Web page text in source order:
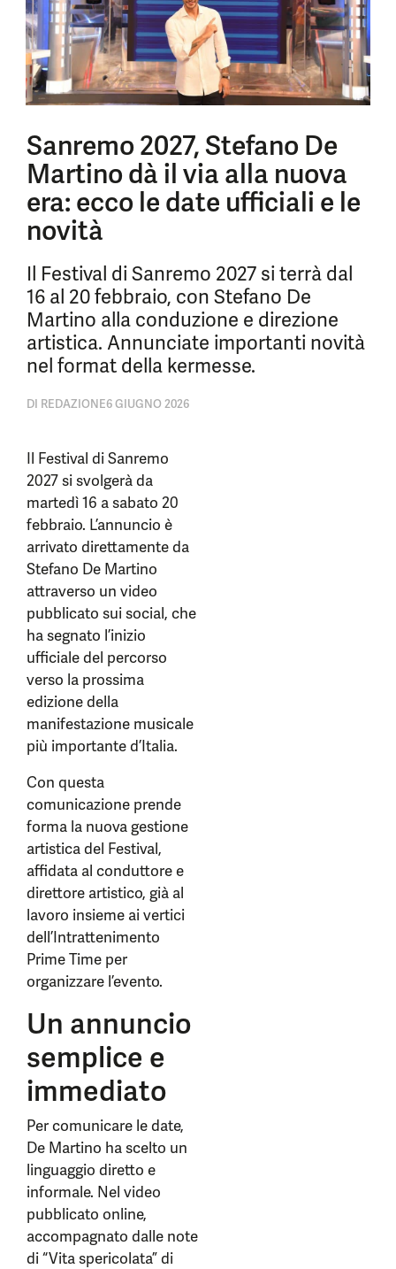
Sanremo 2027, Stefano De
Martino dà il via alla nuova
era: ecco le date ufficiali e le
novità
Il Festival di Sanremo 2027 si terrà dal
16 al 20 febbraio, con Stefano De
Martino alla conduzione e direzione
artistica. Annunciate importanti novità
nel format della kermesse.
DI REDAZIONE6 GIUGNO 2026
Il Festival di Sanremo
2027 si svolgerà da
martedì 16 a sabato 20
febbraio. L’annuncio è
arrivato direttamente da
Stefano De Martino
attraverso un video
pubblicato sui social, che
ha segnato l’inizio
ufficiale del percorso
verso la prossima
edizione della
manifestazione musicale
più importante d’Italia.
Con questa
comunicazione prende
forma la nuova gestione
artistica del Festival,
affidata al conduttore e
direttore artistico, già al
lavoro insieme ai vertici
dell’Intrattenimento
Prime Time per
organizzare l’evento.
Un annuncio
semplice e
immediato
Per comunicare le date,
De Martino ha scelto un
linguaggio diretto e
informale. Nel video
pubblicato online,
accompagnato dalle note
di “Vita spericolata” di